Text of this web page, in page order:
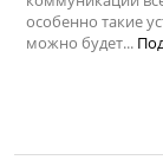
особенно такие
можно будет...